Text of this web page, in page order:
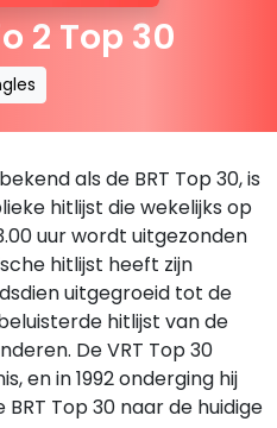
2 Top 30
als de BRT Top 30, is
hitlijst die wekelijks op
uur wordt uitgezonden
hitlijst heeft zijn
uitgegroeid tot de
hitlijst van de
De VRT Top 30
en in 1992 onderging hij
Top 30 naar de huidige